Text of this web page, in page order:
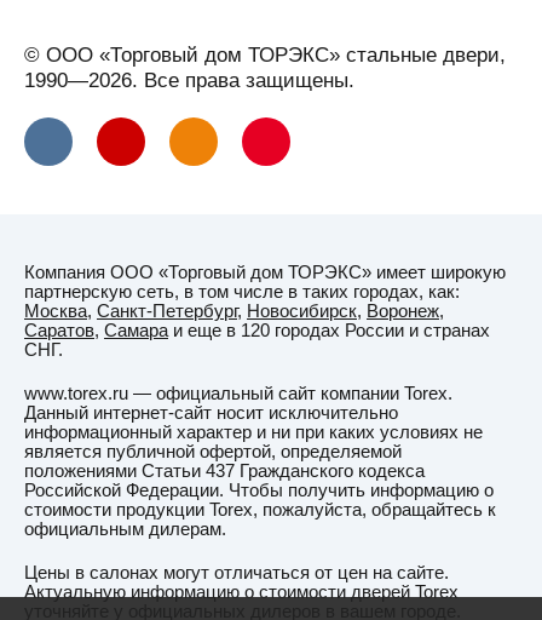
© ООО «Торговый дом ТОРЭКС» стальные двери,
1990—2026. Все права защищены.
Компания ООО «Торговый дом ТОРЭКС» имеет широкую
партнерскую сеть, в том числе в таких городах, как:
Москва, Санкт-Петербург, Новосибирск, Воронеж,
Саратов, Самараи еще в 120 городах России и странах
СНГ.
www.torex.ru — официальный сайт компании Torex.
Данный интернет-сайт носит исключительно
информационный характер и ни при каких условиях не
является публичной офертой, определяемой
положениями Статьи 437 Гражданского кодекса
Российской Федерации. Чтобы получить информацию о
стоимости продукции Torex, пожалуйста, обращайтесь к
официальным дилерам.
Цены в салонах могут отличаться от цен на сайте.
Актуальную информацию о стоимости дверей Torex